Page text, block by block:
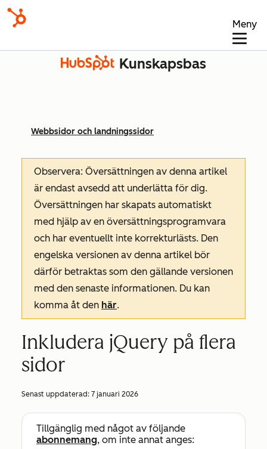
Meny
Kunskapsbas
Webbsidor och landningssidor
Observera: Översättningen av denna artikel
är endast avsedd att underlätta för dig.
Översättningen har skapats automatiskt
med hjälp av en översättningsprogramvara
och har eventuellt inte korrekturlästs. Den
engelska versionen av denna artikel bör
därför betraktas som den gällande versionen
med den senaste informationen. Du kan
komma åt den här.
Inkludera jQuery på flera
sidor
Senast uppdaterad: 7 januari 2026
Tillgänglig med något av följande
abonnemang, om inte annat anges: